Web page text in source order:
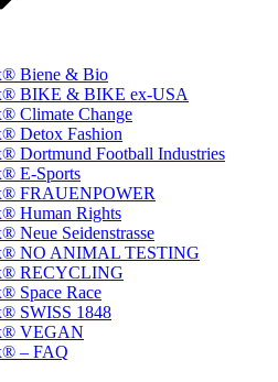
Biene & Bio
BIKE & BIKE ex-USA
Climate Change
Detox Fashion
Dortmund Football Industries
E-Sports
FRAUENPOWER
Human Rights
Neue Seidenstrasse
NO ANIMAL TESTING
RECYCLING
Space Race
SWISS 1848
VEGAN
– FAQ